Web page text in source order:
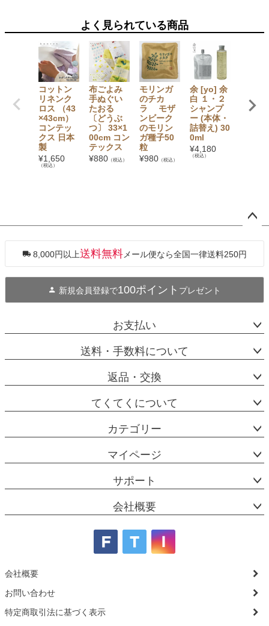
よく見られている商品
コットン
リネンク
ロス （43
×43cm）
コンテッ
クス 日本
製
¥1,650
（税込）
布ごよみ
手ぬぐい
たおる
〔どうぶ
つ〕 33×1
00cm コン
テックス
¥880 （税込）
モリンガ
のチカ
ラ モザ
ンビーク
のモリン
ガ種子50
粒
¥980 （税込）
余 [yo] 余
白 １・２
シャンプ
ー (本体・
詰替え) 30
0ml
¥4,180
（税込）
（
m）コ
ジト
へ
8,000円以上送料無料 メール便なら全国一律送料250円
新規会員登録で100ポイント プレゼント
お支払い
送料・手数料について
返品・交換
てくてくについて
カテゴリー
マイページ
サポート
会社概要
会社概要
お問い合わせ
特定商取引法に基づく表示